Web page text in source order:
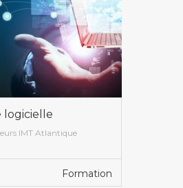
logicielle
IMT Atlantique
Formation